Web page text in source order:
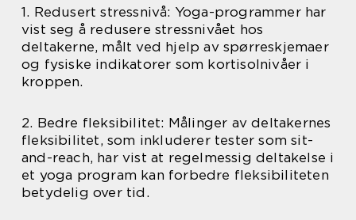
1. Redusert stressnivå: Yoga-programmer har
vist seg å redusere stressnivået hos
deltakerne, målt ved hjelp av spørreskjemaer
og fysiske indikatorer som kortisolnivåer i
kroppen.
2. Bedre fleksibilitet: Målinger av deltakernes
fleksibilitet, som inkluderer tester som sit-
and-reach, har vist at regelmessig deltakelse i
et yoga program kan forbedre fleksibiliteten
betydelig over tid.